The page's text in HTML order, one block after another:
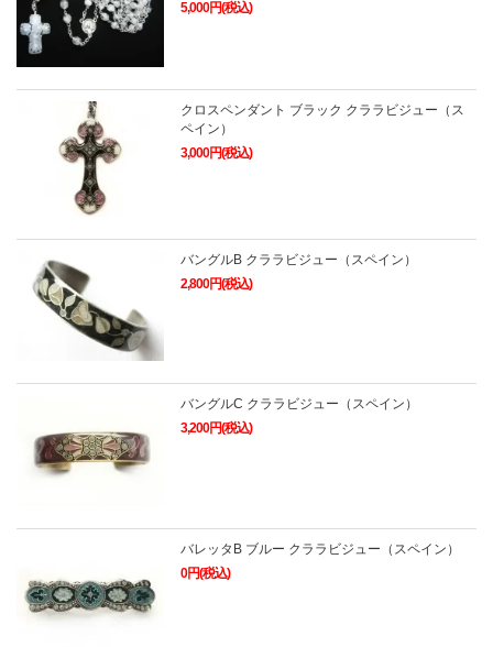
5,000円(税込)
クロスペンダント ブラック クララビジュー（ス
ペイン）
3,000円(税込)
バングルB クララビジュー（スペイン）
2,800円(税込)
バングルC クララビジュー（スペイン）
3,200円(税込)
バレッタB ブルー クララビジュー（スペイン）
0円(税込)